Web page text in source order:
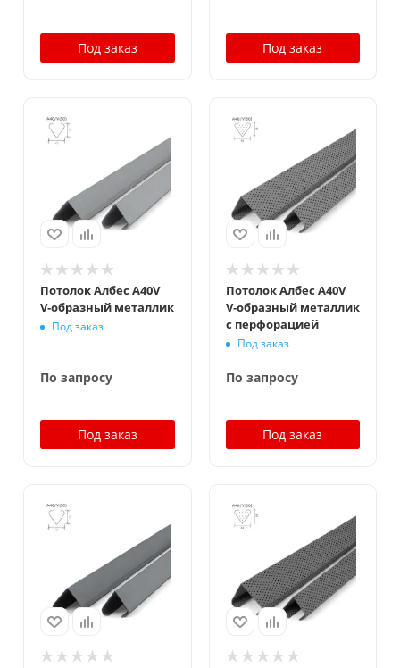
Под заказ Под заказ
Потолок Албес A40V
V‑образный металлик
Под заказ
По запросу
Под заказ
Потолок Албес A40V
V‑образный металлик
с перфорацией
Под заказ
По запросу
Под заказ